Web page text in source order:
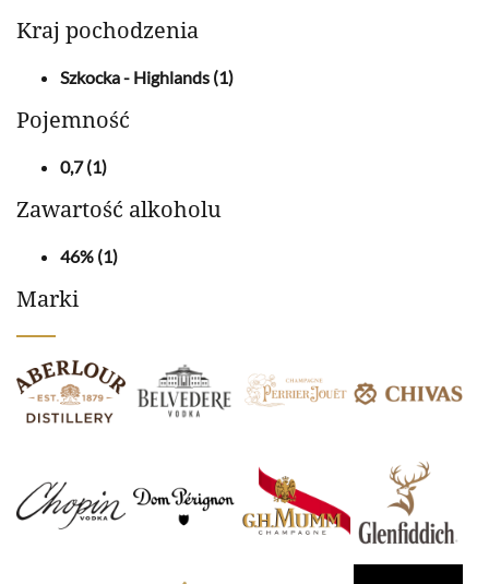
Kraj pochodzenia
Szkocka - Highlands (1)
Pojemność
0,7 (1)
Zawartość alkoholu
46% (1)
Marki